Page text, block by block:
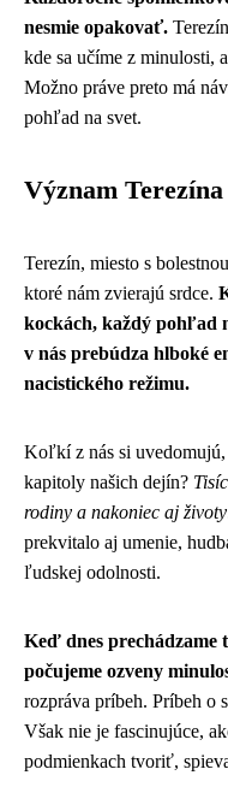
nesmie opakovať.
kde sa učíme z minulosti,
Možno práve preto má
pohľad na svet.
Význam
Terezín, miesto s
ktoré nám zvierajú srdce.
kockách, každý pohľad
v nás prebúdza hlboké
nacistického režimu.
Koľkí z nás si uvedomujú,
kapitoly našich dejín?
rodiny a nakoniec aj životy
prekvitalo aj umenie,
ľudskej odolnosti.
Keď dnes prechádzame
počujeme ozveny
rozpráva príbeh. Príbeh o
Však nie je fascinujúce,
podmienkach tvoriť,